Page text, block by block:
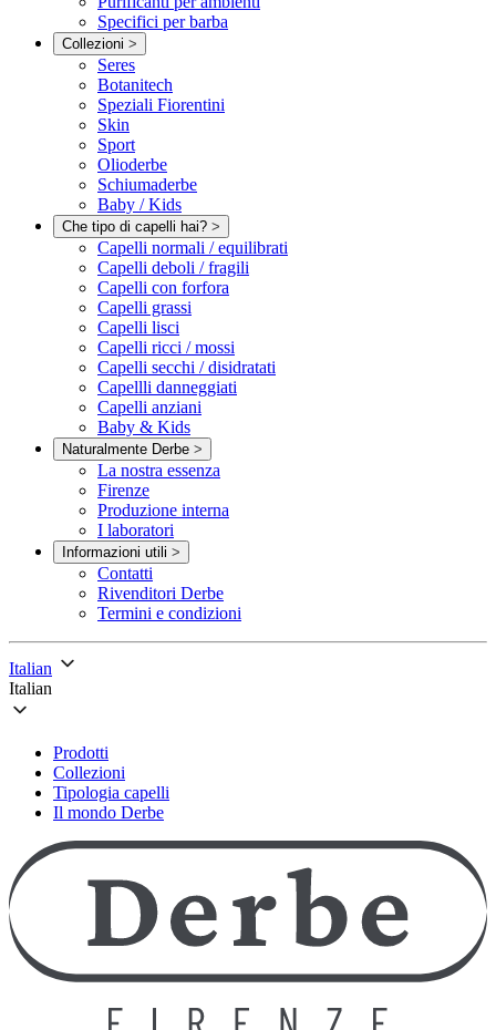
Specifici per barba
Collezioni >
Seres
Botanitech
Speziali Fiorentini
Skin
Sport
Olioderbe
Schiumaderbe
Baby / Kids
Che tipo di capelli hai? >
Capelli normali / equilibrati
Capelli deboli / fragili
Capelli con forfora
Capelli grassi
Capelli lisci
Capelli ricci / mossi
Capelli secchi / disidratati
Capellli danneggiati
Capelli anziani
Baby & Kids
Naturalmente Derbe >
La nostra essenza
Firenze
Produzione interna
I laboratori
Informazioni utili >
Contatti
Rivenditori Derbe
Termini e condizioni
Italian
Italian
Prodotti
Collezioni
Tipologia capelli
Il mondo Derbe